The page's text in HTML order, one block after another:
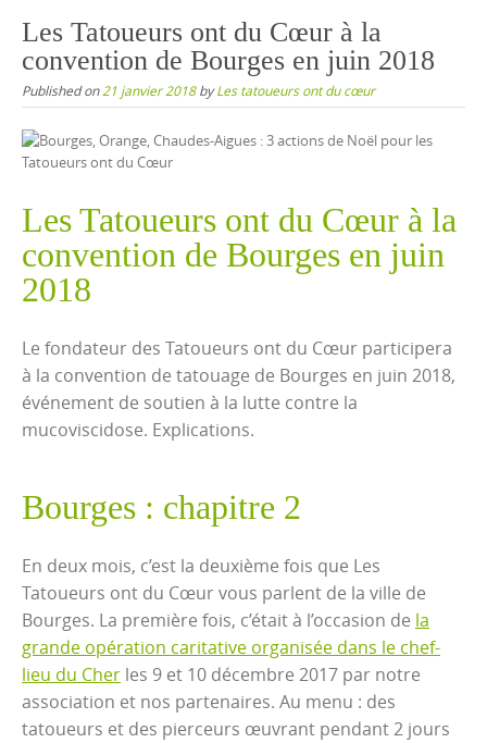
content
Les Tatoueurs ont du Cœur à la
convention de Bourges en juin 2018
Published on21 janvier 2018byLes tatoueurs ont du cœur
Les Tatoueurs ont du Cœur à la
convention de Bourges en juin
2018
Le fondateur des Tatoueurs ont du Cœur participera
à la convention de tatouage de Bourges en juin 2018,
événement de soutien à la lutte contre la
mucoviscidose. Explications.
Bourges : chapitre 2
En deux mois, c’est la deuxième fois que Les
Tatoueurs ont du Cœur vous parlent de la ville de
Bourges. La première fois, c’était à l’occasion de la
grande opération caritative organisée dans le chef-
lieu du Cher les 9 et 10 décembre 2017 par notre
association et nos partenaires. Au menu : des
tatoueurs et des pierceurs œuvrant pendant 2 jours